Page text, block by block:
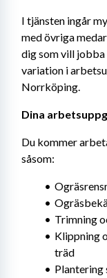
I tjänsten ingår
med övriga
dig som vill
variation i
Norrköping.
Dina
Du kommer
såsom:
Trimning
Klippning
träd
Plantering